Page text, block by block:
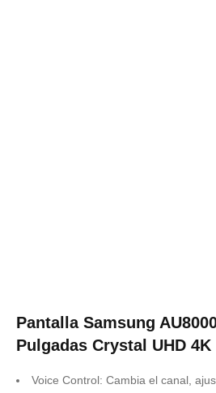
Pantalla Samsung
Pulgadas Crystal UHD 4K
Voice Control: Cambia el canal,